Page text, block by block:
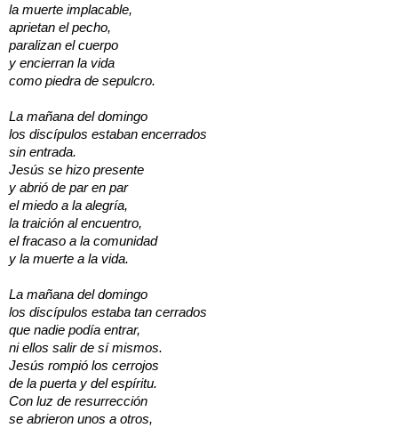
la muerte implacable,
aprietan el pecho,
paralizan el cuerpo
y encierran la vida
como piedra de sepulcro.
La mañana del domingo
los discípulos estaban encerrados
sin entrada.
Jesús se hizo presente
y abrió de par en par
el miedo a la alegría,
la traición al encuentro,
el fracaso a la comunidad
y la muerte a la vida.
La mañana del domingo
los discípulos estaba tan cerrados
que nadie podía entrar,
ni ellos salir de sí mismos.
Jesús rompió los cerrojos
de la puerta y del espíritu.
Con luz de resurrección
se abrieron unos a otros,